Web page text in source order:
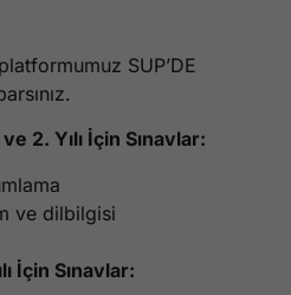
SUP’DE
2. Yılı İçin Sınavlar:
ve dilbilgisi
İçin Sınavlar: